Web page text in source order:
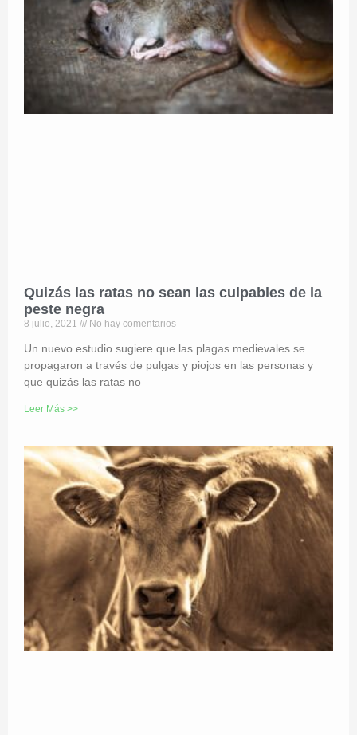
Quizás las ratas no sean las culpables de la
peste negra
8 julio, 2021 No hay comentarios
Un nuevo estudio sugiere que las plagas medievales se
propagaron a través de pulgas y piojos en las personas y
que quizás las ratas no
Leer Más >>